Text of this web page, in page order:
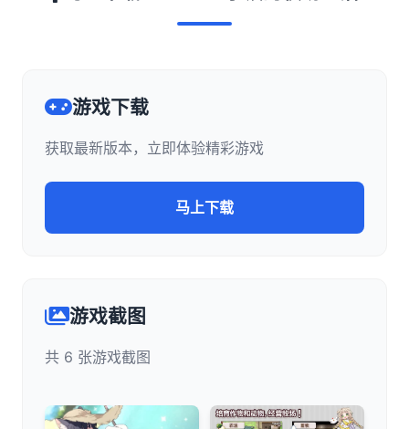
游戏下载
获取最新版本，立即体验精彩游戏
马上下载
游戏截图
共 6 张游戏截图